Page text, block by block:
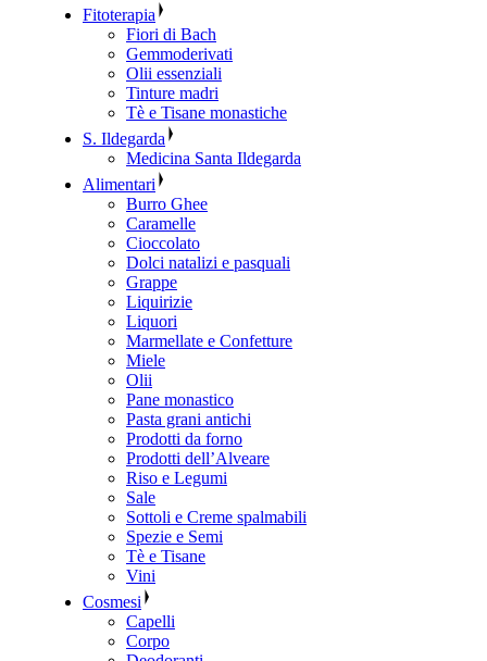
Fitoterapia
Fiori di Bach
Gemmoderivati
Olii essenziali
Tinture madri
Tè e Tisane monastiche
S. Ildegarda
Medicina Santa Ildegarda
Alimentari
Burro Ghee
Caramelle
Cioccolato
Dolci natalizi e pasquali
Grappe
Liquirizie
Liquori
Marmellate e Confetture
Miele
Olii
Pane monastico
Pasta grani antichi
Prodotti da forno
Prodotti dell’Alveare
Riso e Legumi
Sale
Sottoli e Creme spalmabili
Spezie e Semi
Tè e Tisane
Vini
Cosmesi
Capelli
Corpo